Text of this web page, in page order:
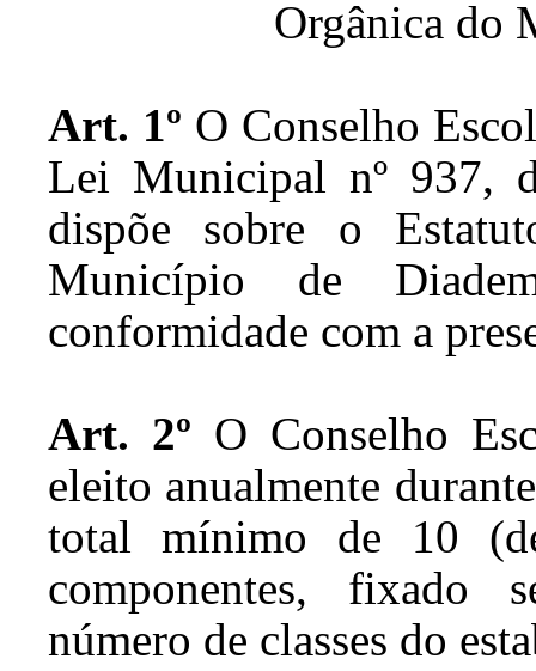
Orgânica do
Art. 1º O Conselho
Lei Municipal nº 937,
dispõe sobre o
Município de
conformidade com a
Art. 2º O Conselho
eleito anualmente
total mínimo de 10
componentes, fixado
número de classes do